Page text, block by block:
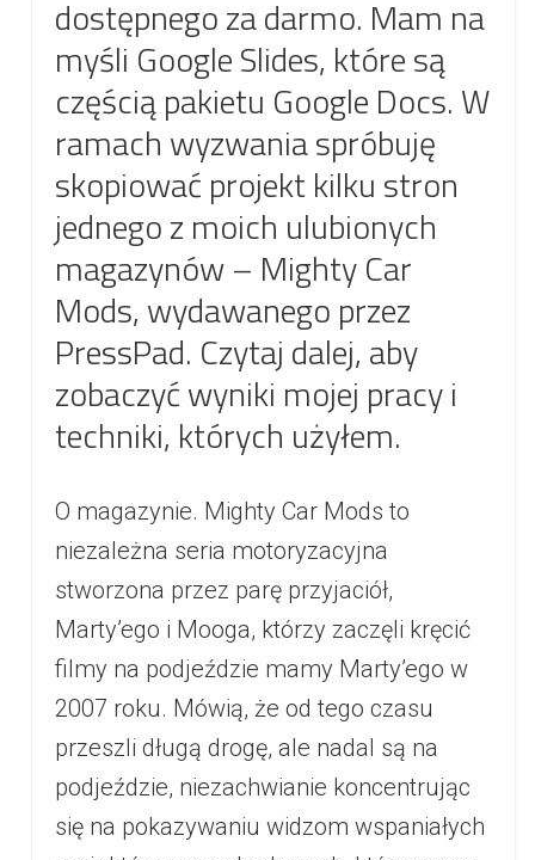
dostępnego za darmo. Mam na
myśli Google Slides, które są
częścią pakietu Google Docs. W
ramach wyzwania spróbuję
skopiować projekt kilku stron
jednego z moich ulubionych
magazynów – Mighty Car
Mods, wydawanego przez
PressPad. Czytaj dalej, aby
zobaczyć wyniki mojej pracy i
techniki, których użyłem.
O magazynie. Mighty Car Mods to
niezależna seria motoryzacyjna
stworzona przez parę przyjaciół,
Marty’ego i Mooga, którzy zaczęli kręcić
filmy na podjeździe mamy Marty’ego w
2007 roku. Mówią, że od tego czasu
przeszli długą drogę, ale nadal są na
podjeździe, niezachwianie koncentrując
się na pokazywaniu widzom wspaniałych